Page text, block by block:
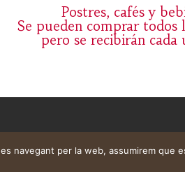
Postres, cafés y
Se pueden comprar todos
pero se recibirán cada
navegant per la web, assumirem que